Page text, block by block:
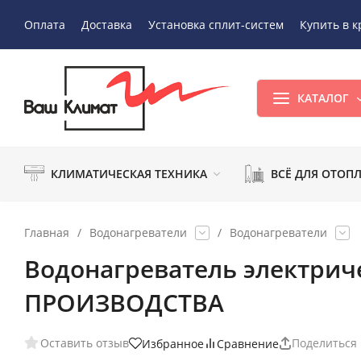
Оплата Доставка Установка сплит-систем Купить в
КАТАЛОГ
КЛИМАТИЧЕСКАЯ ТЕХНИКА ВСЁ ДЛЯ
Главная / Водонагреватели / Водонагреватели
Водонагреватель
ПРОИЗВОДСТВА
Оставить отзыв Избранное Сравнение Поделиться